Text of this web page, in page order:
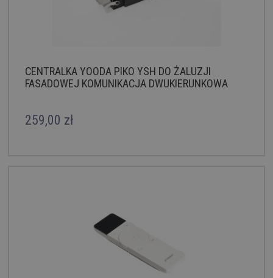
CENTRALKA YOODA PIKO YSH DO ŻALUZJI
FASADOWEJ KOMUNIKACJA DWUKIERUNKOWA
259,00 zł